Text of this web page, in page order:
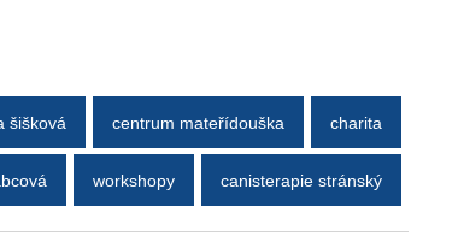
šišková centrum mateřídouška charita
workshopy canisterapie stránský